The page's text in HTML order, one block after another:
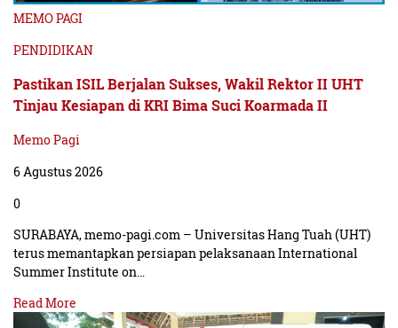
MEMO PAGI
PENDIDIKAN
Pastikan ISIL Berjalan Sukses, Wakil Rektor II UHT
Tinjau Kesiapan di KRI Bima Suci Koarmada II
Memo Pagi
6 Agustus 2026
0
SURABAYA, memo-pagi.com – Universitas Hang Tuah (UHT)
terus memantapkan persiapan pelaksanaan International
Summer Institute on…
Read More